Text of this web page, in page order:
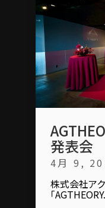
発表会
4月 9,
株式会社ア
「